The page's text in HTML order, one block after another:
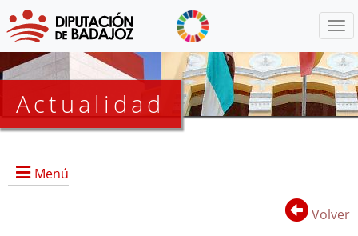
Actualidad
Menú
Volver